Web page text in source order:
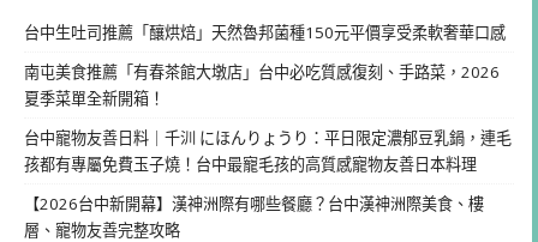
台中生吐司推薦「釀烘焙」天然魯邦菌種150元平價享受柔軟奢華口感
南屯美食推薦「有春茶館大墩店」台中必吃質感復刻、手路菜，2026
夏季菜單全新開箱！
台中寵物友善日料｜千汌 にほんりょうり：平日限定濃郁豆乳鍋，連毛
孩都有專屬免費玉子燒！台中最寵毛孩的高質感寵物友善日本料理
【2026台中新開幕】漢神洲際有哪些餐廳？台中漢神洲際美食、樓
層、寵物友善完整攻略